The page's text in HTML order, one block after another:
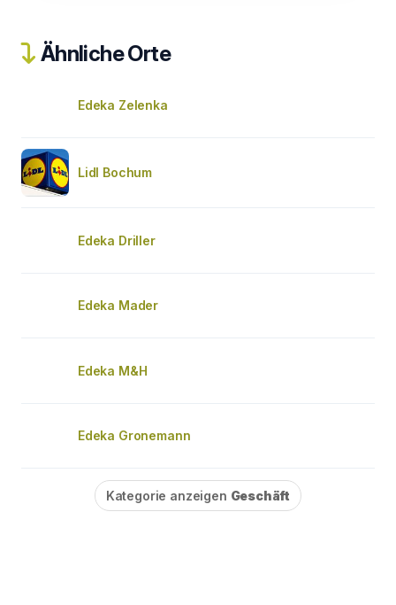
Ähnliche Orte
Edeka Zelenka
Lidl Bochum
Edeka Driller
Edeka Mader
Edeka M&H
Edeka Gronemann
Kategorie anzeigen Geschäft